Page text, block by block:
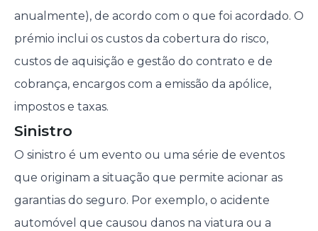
anualmente), de acordo com o que foi acordado. O
prémio inclui os custos da cobertura do risco,
custos de aquisição e gestão do contrato e de
cobrança, encargos com a emissão da apólice,
impostos e taxas.
Sinistro
O sinistro é um evento ou uma série de eventos
que originam a situação que permite acionar as
garantias do seguro. Por exemplo, o acidente
automóvel que causou danos na viatura ou a